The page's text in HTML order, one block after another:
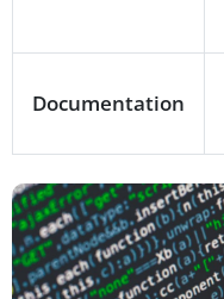
Documentation